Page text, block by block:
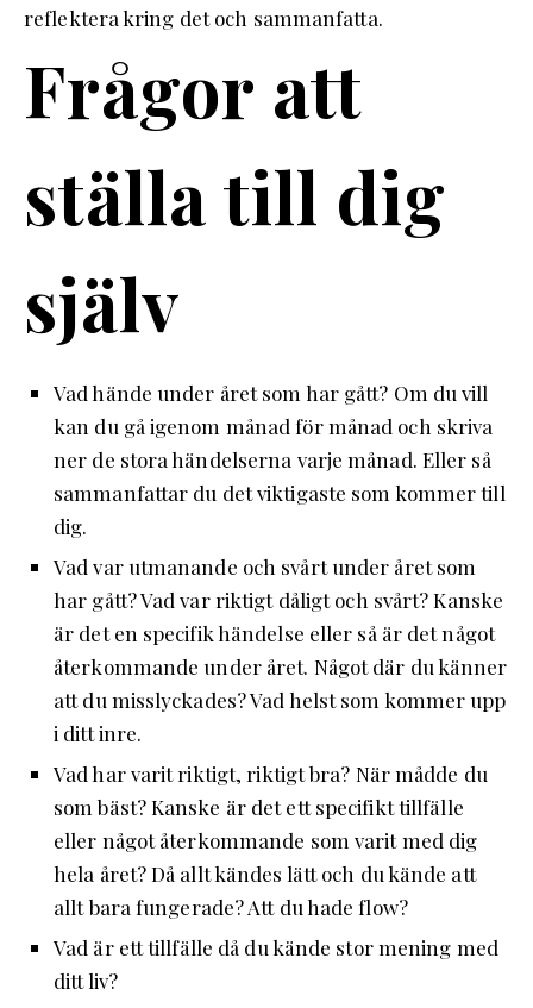
reflektera kring det och sammanfatta.
Frågor att
ställa till dig
själv
Vad hände under året som har gått? Om du vill
kan du gå igenom månad för månad och skriva
ner de stora händelserna varje månad. Eller så
sammanfattar du det viktigaste som kommer till
dig.
Vad var utmanande och svårt under året som
har gått? Vad var riktigt dåligt och svårt? Kanske
är det en specifik händelse eller så är det något
återkommande under året. Något där du känner
att du misslyckades? Vad helst som kommer upp
i ditt inre.
Vad har varit riktigt, riktigt bra? När mådde du
som bäst? Kanske är det ett specifikt tillfälle
eller något återkommande som varit med dig
hela året? Då allt kändes lätt och du kände att
allt bara fungerade? Att du hade flow?
Vad är ett tillfälle då du kände stor mening med
ditt liv?